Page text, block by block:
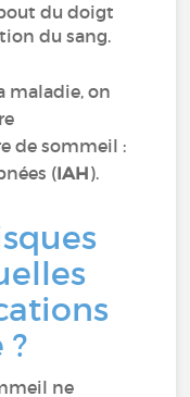
du doigt
du sang.
maladie, on
de sommeil :
(IAH).
?
ne